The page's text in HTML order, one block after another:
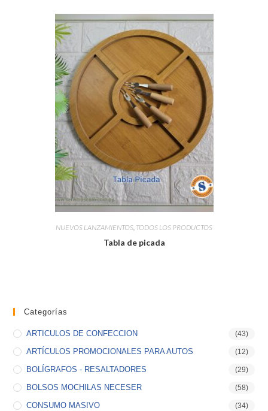
NUEVOS LANZAMIENTOS TODOS LOS PRODUCTOS
Tabla de picada
Categorías
ARTICULOS DE CONFECCION (43)
ARTÍCULOS PROMOCIONALES PARA AUTOS (12)
BOLÍGRAFOS - RESALTADORES (29)
BOLSOS MOCHILAS NECESER (58)
CONSUMO MASIVO (34)